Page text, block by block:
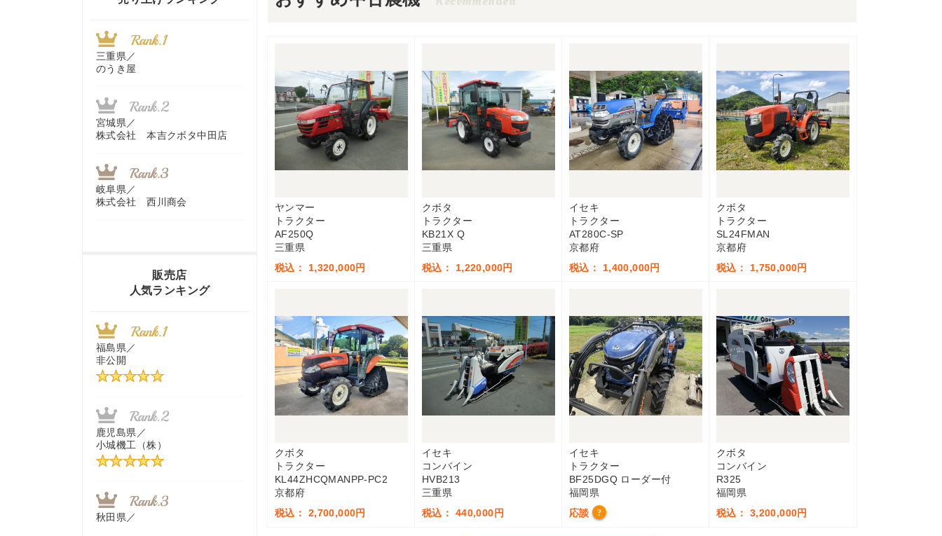
ヤンマー
トラクター
AF250Q
三重県
税込： 1,320,000円
クボタ
トラクター
KB21X Q
三重県
税込： 1,220,000円
イセキ
トラクター
AT280C-SP
京都府
税込： 1,400,000円
クボタ
トラクター
SL24FMAN
京都府
税込： 1,750,000円
クボタ
トラクター
KL44ZHCQMANPP-PC2
京都府
税込： 2,700,000円
イセキ
コンバイン
HVB213
三重県
税込： 440,000円
イセキ
トラクター
BF25DGQ ローダー付
福岡県
応談
?
クボタ
コンバイン
R325
福岡県
税込： 3,200,000円
三重県／
のうき屋
宮城県／
株式会社 本吉クボタ中田店
岐阜県／
株式会社 西川商会
農機リンクス
山梨県／
株式会社 ヨダ兄弟商会
近江商事合同会社：「茨城中古
農建機販売」
販売店
人気ランキング
福島県／
非公開
鹿児島県／
小城機工（株）
秋田県／